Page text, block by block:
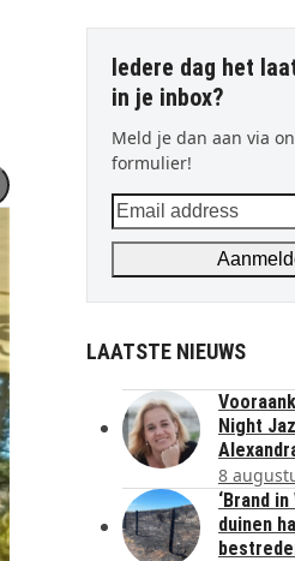
Iedere dag het
in je inbox?
Meld je dan aan via
formulier!
Email
address
LAATSTE NIEUWS
Night
8
‘Brand
duinen